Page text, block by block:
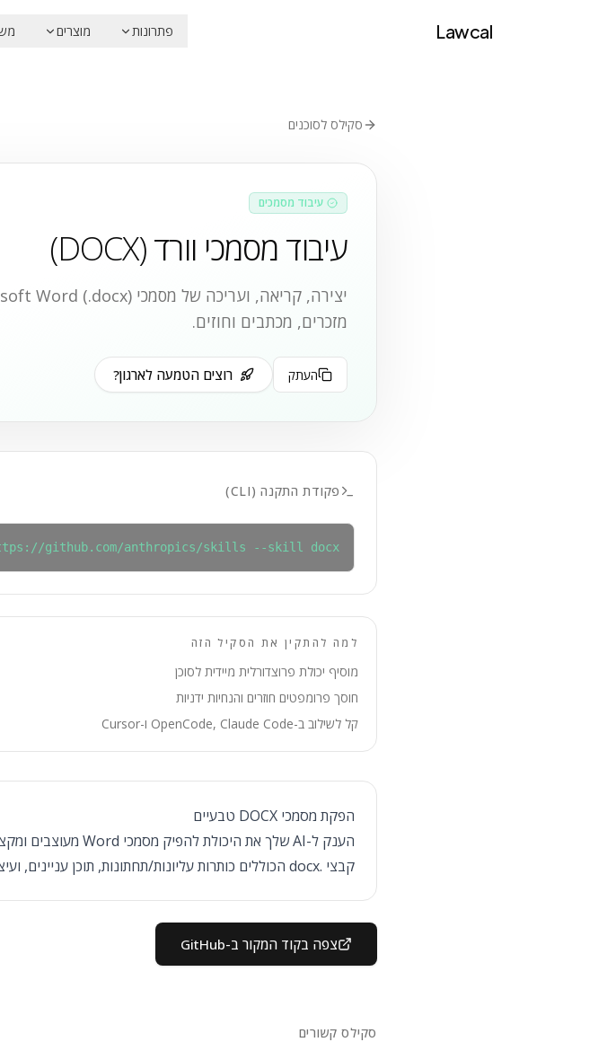
Lawcal פתרונות מוצרים
סקילס לסוכנים
עיבוד מסמכים
עיבוד מסמכי וורד (DOCX)
מזכרים, מכתבים וחוזים.
העתק רוצים הטמעה לארגון?
פקודת התקנה (CLI)
github.com/anthropics/skills --skill docx
למה להתקין את הסקיל הזה
מוסיף יכולת פרוצדורלית מיידית לסוכן
חוסך פרומפטים חוזרים והנחיות ידניות
קל לשילוב ב-OpenCode, Claude Code ו-Cursor
הפקת מסמכי DOCX טבעיים
קבצי .docx הכוללים כותרות עליונות/תחתונות, תוכן עניינים, ועיצוב תואם למותג החברה.
צפה בקוד המקור ב-GitHub
סקילס קשורים